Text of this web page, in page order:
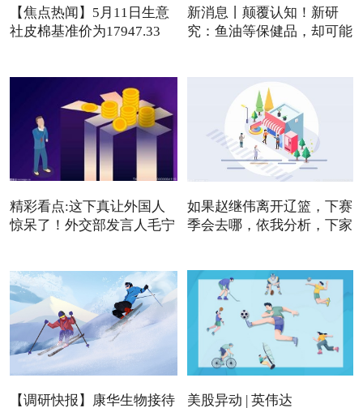
【焦点热闻】5月11日生意
社皮棉基准价为17947.33
新消息丨颠覆认知！新研
究：鱼油等保健品，却可能
精彩看点:这下真让外国人
惊呆了！外交部发言人毛宁
如果赵继伟离开辽篮，下赛
季会去哪，依我分析，下家
【调研快报】康华生物接待
美股异动 | 英伟达